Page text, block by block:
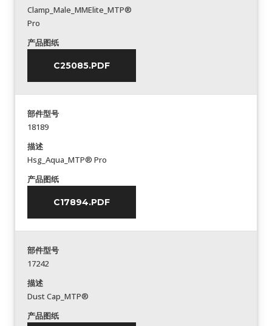
Clamp_Male_MMElite_MTP®
Pro
产品图纸
C25085.PDF
部件型号
18189
描述
Hsg_Aqua_MTP® Pro
产品图纸
C17894.PDF
部件型号
17242
描述
Dust Cap_MTP®
产品图纸